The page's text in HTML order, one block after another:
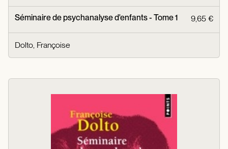
Séminaire de psychanalyse d'enfants - Tome 1 9,65 €
Dolto, Françoise